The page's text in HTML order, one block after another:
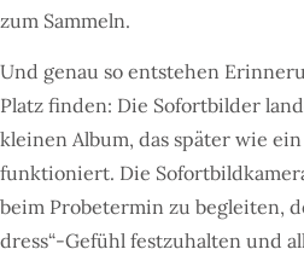
zum Sammeln.
Und genau so entstehen
Platz finden: Die Sofortbilder
kleinen Album, das später wie
funktioniert. Die
beim Probetermin zu begleiten,
dress“-Gefühl festzuhalten und